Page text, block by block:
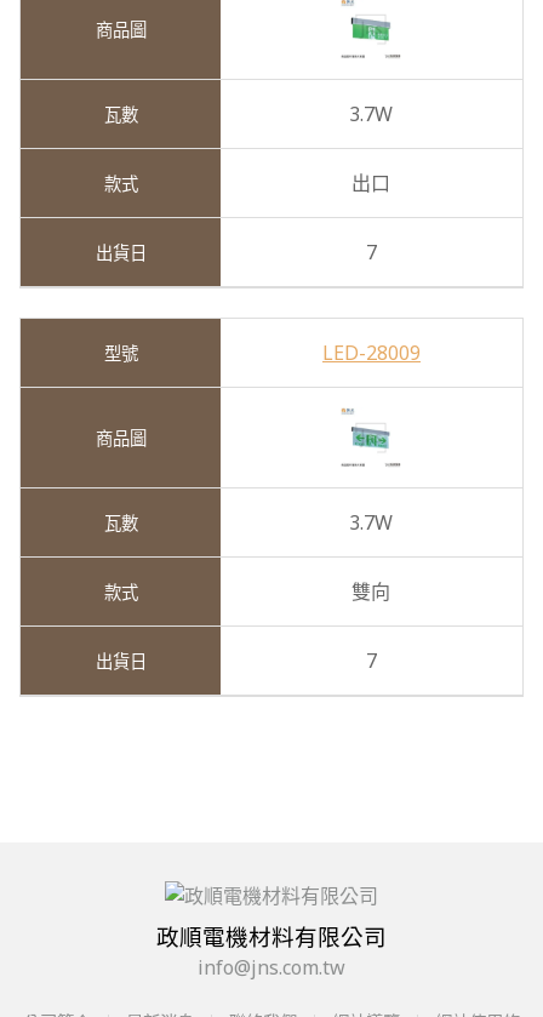
3.7W
出口
7
LED-28009
3.7W
雙向
7
政順電機材料有限公司
info@jns.com.tw